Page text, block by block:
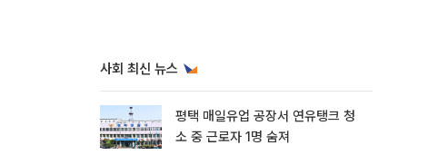
사회 최신 뉴스
평택 매일유업 공장서 연유탱크 청
소 중 근로자 1명 숨져